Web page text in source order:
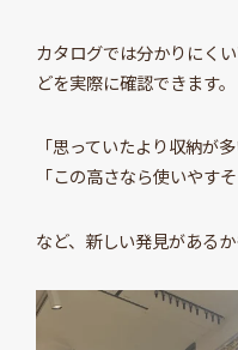
カタログでは分かりにく
どを実際に確認できます。
「思っていたより収納が多
「この高さなら使いやすそ
など、新しい発見があるか